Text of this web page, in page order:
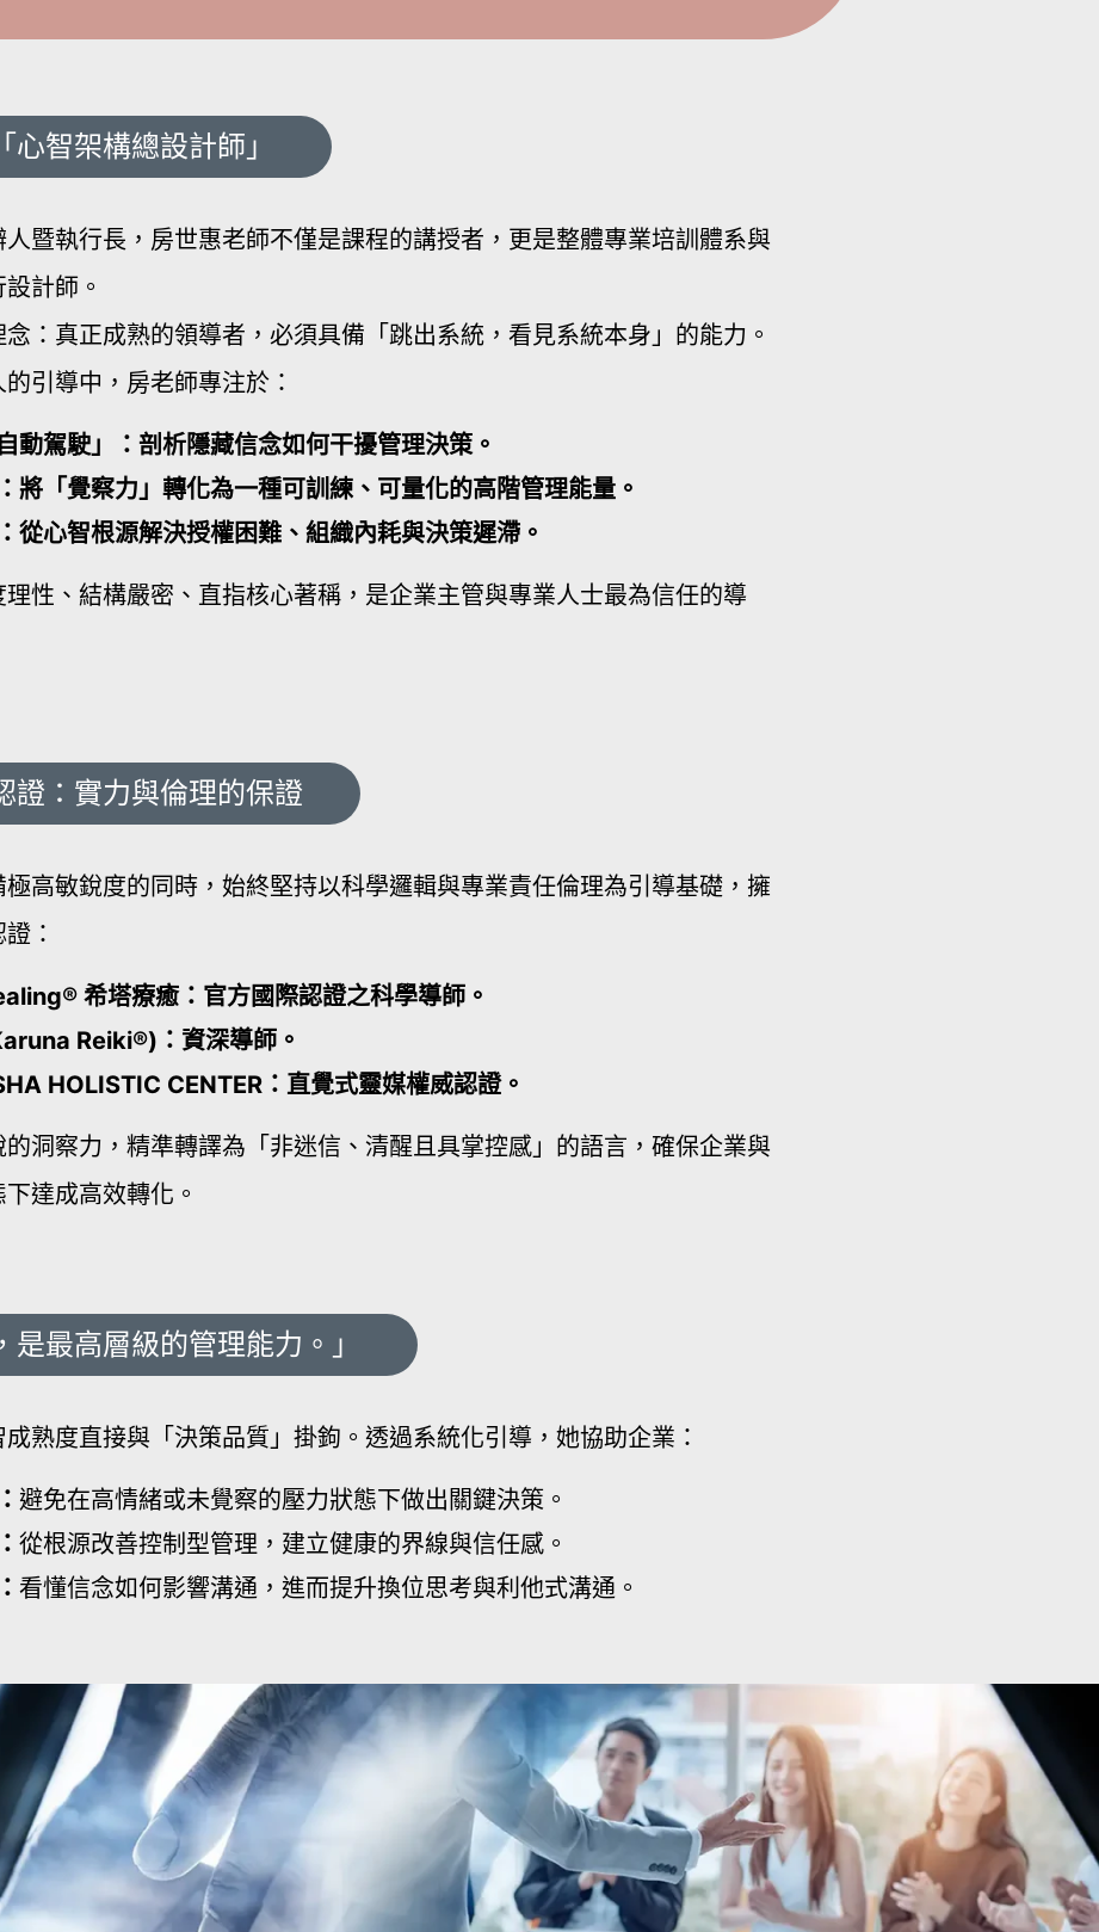
心智架構總設計師」
暨執行長，房世惠老師不僅是課程的講授者，更是整體專業培訓體系與
計師。
：真正成熟的領導者，必須具備「跳出系統，看見系統本身」的能力。
引導中，房老師專注於：
動駕駛」：剖析隱藏信念如何干擾管理決策。
將「覺察力」轉化為一種可訓練、可量化的高階管理能量。
從心智根源解決授權困難、組織內耗與決策遲滯。
性、結構嚴密、直指核心著稱，是企業主管與專業人士最為信任的導
證：實力與倫理的保證
高敏銳度的同時，始終堅持以科學邏輯與專業責任倫理為引導基礎，擁
：
希塔療癒：官方國際認證之科學導師。
Reiki®)：資深導師。
HOLISTIC CENTER：直覺式靈媒權威認證。
洞察力，精準轉譯為「非迷信、清醒且具掌控感」的語言，確保企業與
達成高效轉化。
是最高層級的管理能力。」
熟度直接與「決策品質」掛鉤。透過系統化引導，她協助企業：
避免在高情緒或未覺察的壓力狀態下做出關鍵決策。
從根源改善控制型管理，建立健康的界線與信任感。
看懂信念如何影響溝通，進而提升換位思考與利他式溝通。